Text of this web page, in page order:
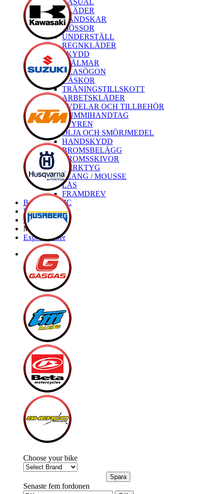
CASUAL
KLÄDER
HANDSKAR
MÖSSOR
UNDERSTÄLL
REGNKLÄDER
SKYDD
HJÄLMAR
GLASÖGON
VÄSKOR
TRÄNINGSTILLSKOTT
ARBETSKLÄDER
RESERVDELAR OCH TILLBEHÖR
GUMMIHANDTAG
STYREN
OLJA OCH SMÖRJMEDEL
HANDSKYDD
BROMSBELÄGG
BROMSSKIVOR
VERKTYG
SLANG / MOUSSE
LÅS
FRAMDREV
Begagnade MC
Nya MC
Brands
My Bike
Express order
Choose your bike
Senaste fem fordonen